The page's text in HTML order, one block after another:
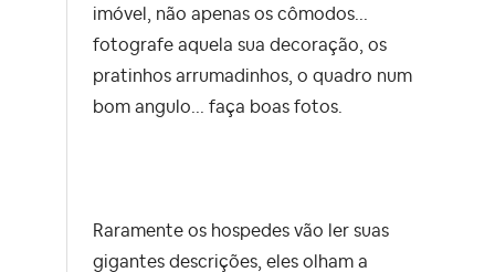
imóvel, não apenas os cômodos...
fotografe aquela sua decoração, os
pratinhos arrumadinhos, o quadro num
bom angulo... faça boas fotos.
Raramente os hospedes vão ler suas
gigantes descrições, eles olham a